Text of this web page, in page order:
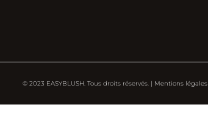
© 2023 EASYBLUSH. Tous droits réservés. | Mentions légales